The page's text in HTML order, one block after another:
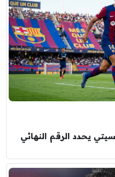
يحدد الرقم النهائي